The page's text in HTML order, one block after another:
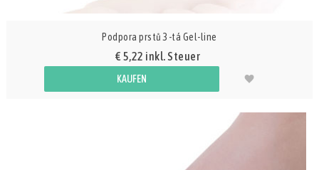
Podpora prstů 3-tá Gel-line
€ 5,22 inkl. Steuer
KAUFEN